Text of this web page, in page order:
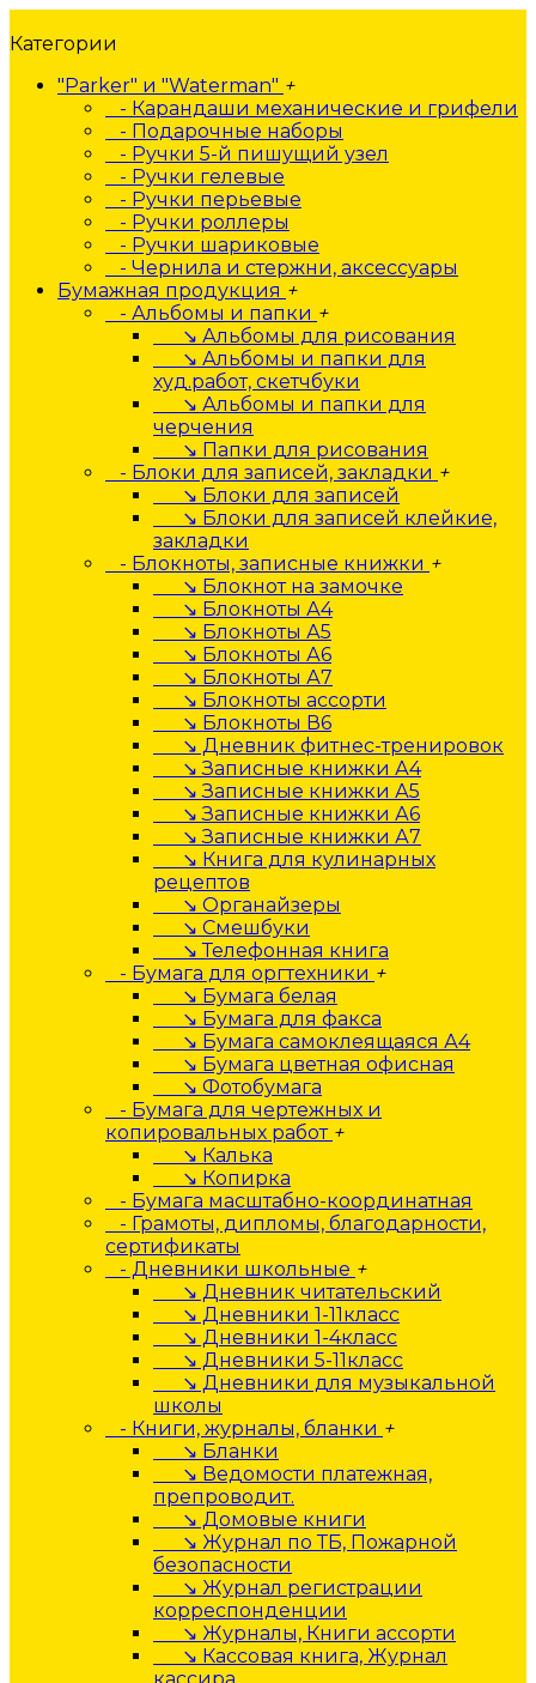
Категории
"Parker" и "Waterman" +
- Карандаши механические и грифели
- Подарочные наборы
- Ручки 5-й пишущий узел
- Ручки гелевые
- Ручки перьевые
- Ручки роллеры
- Ручки шариковые
- Чернила и стержни, аксессуары
Бумажная продукция +
- Альбомы и папки +
↘ Альбомы для рисования
↘ Альбомы и папки для
худ.работ, скетчбуки
↘ Альбомы и папки для
черчения
↘ Папки для рисования
- Блоки для записей, закладки +
↘ Блоки для записей
↘ Блоки для записей клейкие,
закладки
- Блокноты, записные книжки +
↘ Блокнот на замочке
↘ Блокноты А4
↘ Блокноты А5
↘ Блокноты А6
↘ Блокноты А7
↘ Блокноты ассорти
↘ Блокноты В6
↘ Дневник фитнес-тренировок
↘ Записные книжки А4
↘ Записные книжки А5
↘ Записные книжки А6
↘ Записные книжки А7
↘ Книга для кулинарных
рецептов
↘ Органайзеры
↘ Смешбуки
↘ Телефонная книга
- Бумага для оргтехники +
↘ Бумага белая
↘ Бумага для факса
↘ Бумага самоклеящаяся А4
↘ Бумага цветная офисная
↘ Фотобумага
- Бумага для чертежных и
копировальных работ +
↘ Калька
↘ Копирка
- Бумага масштабно-координатная
- Грамоты, дипломы, благодарности,
сертификаты
- Дневники школьные +
↘ Дневник читательский
↘ Дневники 1-11класс
↘ Дневники 1-4класс
↘ Дневники 5-11класс
↘ Дневники для музыкальной
школы
- Книги, журналы, бланки +
↘ Бланки
↘ Ведомости платежная,
препроводит.
↘ Домовые книги
↘ Журнал по ТБ, Пожарной
безопасности
↘ Журнал регистрации
корреспонденции
↘ Журналы, Книги ассорти
↘ Кассовая книга, Журнал